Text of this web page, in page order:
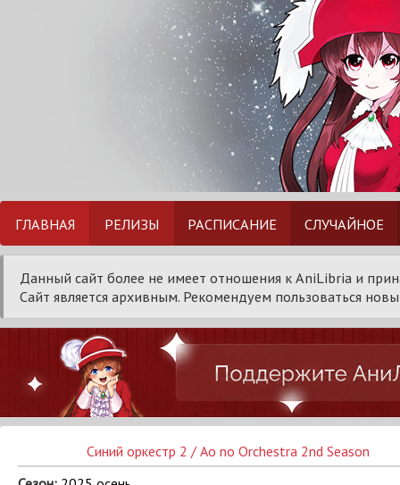
ГЛАВНАЯ РЕЛИЗЫ РАСПИСАНИЕ СЛУЧАЙНОЕ
Данный сайт более не имеет отношения к AniLibria и
Сайт является архивным. Рекомендуем пользоваться
Синий оркестр 2 / Ao no Orchestra 2nd Season